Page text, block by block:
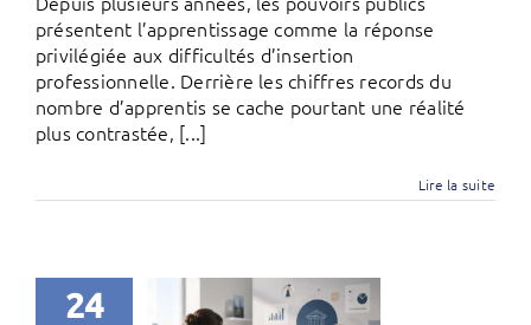
présentent l’apprentissage comme la réponse
privilégiée aux difficultés d’insertion
professionnelle. Derrière les chiffres records du
nombre d’apprentis se cache pourtant une réalité
plus contrastée, [...]
Lire la suite
24